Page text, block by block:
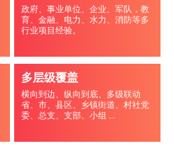
政府、事业单位、企业、军队，教
育、金融、电力、水力、消防等多
行业项目经验。
多层级覆盖
横向到边、纵向到底、多级联动
省、市、县区、乡镇街道、村社党
委、总支、支部、小组 ...